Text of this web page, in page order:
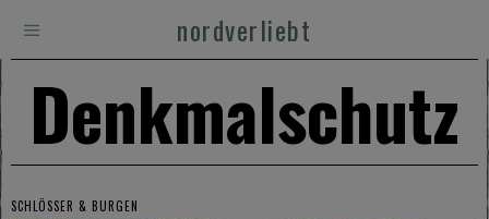
nordverliebt
Denkmalschutz
SCHLÖSSER & BURGEN